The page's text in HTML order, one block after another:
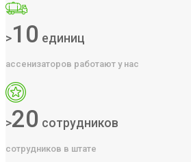
>10 единиц
ассенизаторов работают у нас
>20 сотрудников
сотрудников в штате